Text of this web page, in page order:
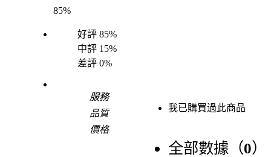
85%
好評 85%
中評 15%
差評 0%
服務
品質
價格
我已購買過此商品
全部數據（0）